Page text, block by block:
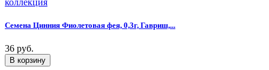
Семена Цинния Фиолетовая фея, 0,3г, Гавриш,...
36 руб.